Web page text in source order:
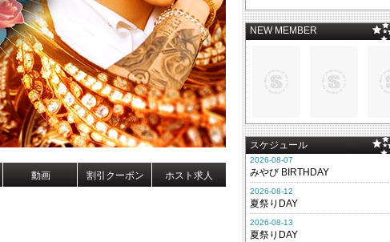
動画 割引クーポン ホスト求人
NEW MEMBER
スケジュール
2026-08-07
みやび BIRTHDAY
2026-08-12
夏祭りDAY
2026-08-13
夏祭りDAY